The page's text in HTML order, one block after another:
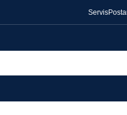
Servis